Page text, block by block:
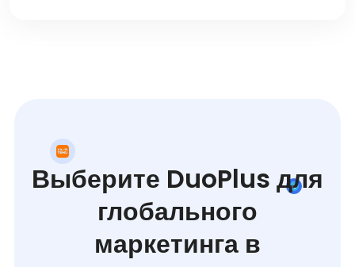
Выберите DuoPlus для
глобального
маркетинга в